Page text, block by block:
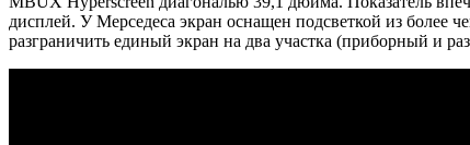
дисплей. У Мерседеса экран оснащен подсветкой из более
разграничить единый экран на два участка (приборный и